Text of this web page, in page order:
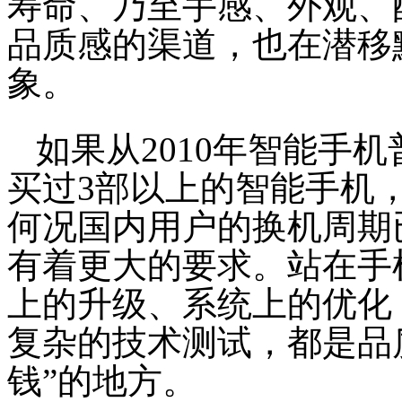
品质感的渠道，也在潜
象。
如果从2010年智能手
买过3部以上的智能手机
何况国内用户的换机周
有着更大的要求。站在
上的升级、系统上的优
复杂的技术测试，都是
钱”的地方。